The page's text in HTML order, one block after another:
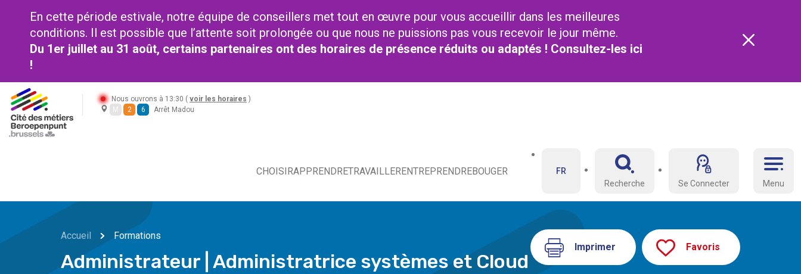
En cette période estivale, notre équipe de conseillers met tout en œuvre pour vous accueillir dans les meilleures
conditions. Il est possible que l’attente soit prolongée ou que nous ne puissions pas vous recevoir le jour même.
Du 1er juillet au 31 août, certains partenaires ont des horaires de présence réduits ou adaptés ! Consultez-les ici
!
Nous ouvrons à 13:30 ( voir les horaires )
M
2 6 Arrêt Madou
CHOISIRAPPRENDRETRAVAILLERENTREPRENDREBOUGER
Menu
FR
Recherche
Se Connecter
Accueil Formations
Administrateur | Administratrice systèmes et Cloud
Imprimer Favoris